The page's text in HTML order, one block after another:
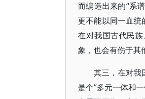
而编造出来的“系
更不能以同一血统
在对我国古代民
象，也会有伤于其
其三，在对我
是个“多元一体和